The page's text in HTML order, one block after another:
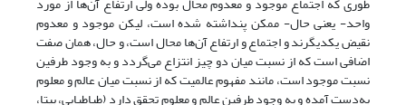
واحد- یعنی حال- ممکن پنداشته شده است، لیکن موجود و معدوم
نقیض یکدیگرند و اجتماع و ارتفاع آن‌ها محال است، و حال، همان صفت
اضافی است که از نسبت میان دو چیز انتزاع می‌گردد و به وجود طرفین
نسبت موجود است، مانند مفهوم عالمیت که از نسبت میان عالم و معلوم
به‌دست آمده و به وجود طرفین عالم و معلوم تحقق دارد (طباطبایی، بی‎تا،